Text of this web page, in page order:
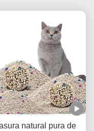
natural pura de